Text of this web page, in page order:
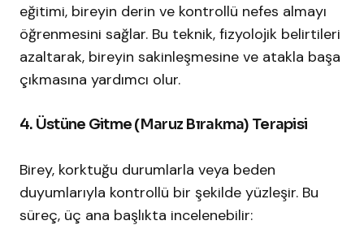
eğitimi, bireyin derin ve kontrollü nefes almayı
öğrenmesini sağlar. Bu teknik, fizyolojik belirtileri
azaltarak, bireyin sakinleşmesine ve atakla başa
çıkmasına yardımcı olur.​
4. Üstüne Gitme (Maruz Bırakma) Terapisi
Birey, korktuğu durumlarla veya beden
duyumlarıyla kontrollü bir şekilde yüzleşir. Bu
süreç, üç ana başlıkta incelenebilir:​